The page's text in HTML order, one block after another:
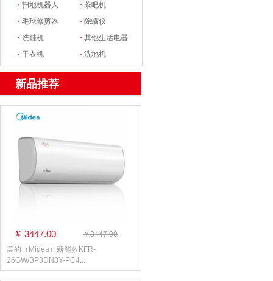
·扫地机器人 ·茶吧机
·毛球修剪器 · 除螨仪
·洗鞋机 ·其他生活电器
·干衣机 ·洗地机
新品推荐
¥ 3447.00
￥3447.00
美的（Midea）新能效KFR-
26GW/BP3DN8Y-PC4...